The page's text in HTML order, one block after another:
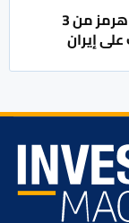
العراق: انخفاض كميات تصدير النفط عبر هرمز من 3